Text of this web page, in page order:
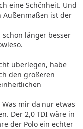
eine Schönheit. Und
Außenmaßen ist der
länger besser
überlegen, habe
den größeren
mir da nur etwas
Der 2,0 TDI wäre in
der Polo ein echter